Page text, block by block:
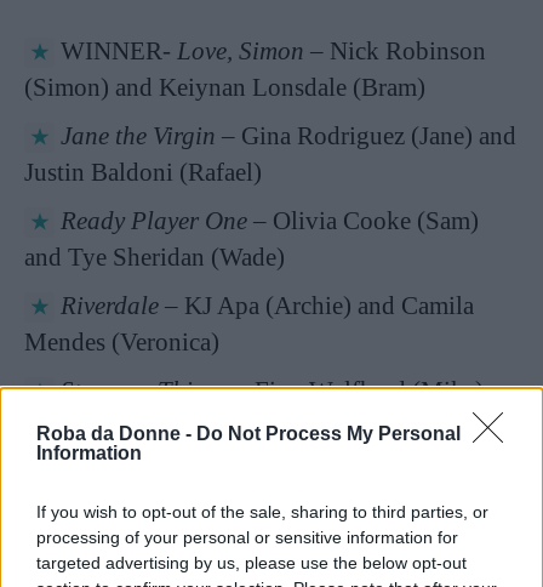
Roba da Donne - Do Not Process My Personal
Information
If you wish to opt-out of the sale, sharing to third parties, or
processing of your personal or sensitive information for
targeted advertising by us, please use the below opt-out
WINNER- Love, Simon – Nick Robinson
(Simon) and Keiynan Lonsdale (Bram)
Jane the Virgin – Gina Rodriguez (Jane) and
Justin Baldoni (Rafael)
Ready Player One – Olivia Cooke (Sam)
and Tye Sheridan (Wade)
Riverdale – KJ Apa (Archie) and Camila
Mendes (Veronica)
Stranger Things– Finn Wolfhard (Mike)
and Millie Bobby Brown (Eleven)
Continua a leggere dopo la pubblicità